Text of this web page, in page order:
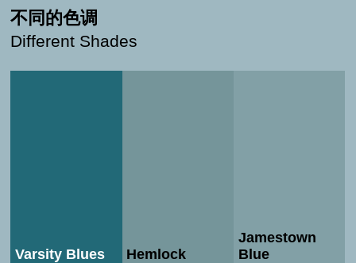
不同的色调
Different Shades
Varsity Blues Hemlock
Jamestown
Blue